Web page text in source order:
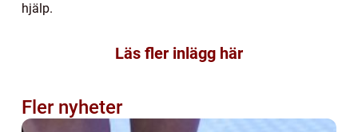
hjälp.
Läs fler inlägg här
Fler nyheter